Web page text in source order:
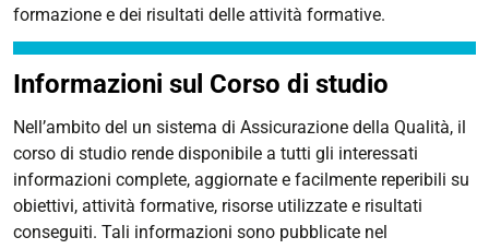
formazione e dei risultati delle attività formative.
Informazioni sul Corso di studio
Nell’ambito del un sistema di Assicurazione della Qualità, il
corso di studio rende disponibile a tutti gli interessati
informazioni complete, aggiornate e facilmente reperibili su
obiettivi, attività formative, risorse utilizzate e risultati
conseguiti. Tali informazioni sono pubblicate nel